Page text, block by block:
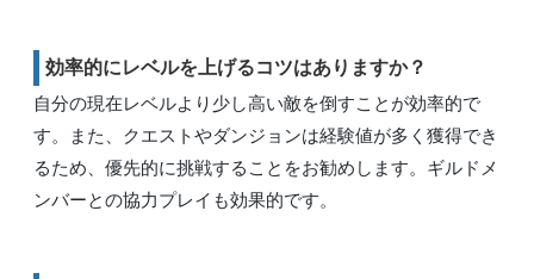
効率的にレベルを上げるコツはありますか？
自分の現在レベルより少し高い敵を倒すことが効率的で
す。また、クエストやダンジョンは経験値が多く獲得でき
るため、優先的に挑戦することをお勧めします。ギルドメ
ンバーとの協力プレイも効果的です。